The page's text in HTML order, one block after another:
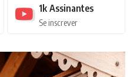
1k Assinantes
Se inscrever